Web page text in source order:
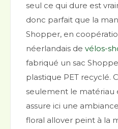
seul ce qui dure est
donc parfait que la
Shopper, en
néerlandais de vélos-
fabriqué un sac
plastique PET recyclé.
seulement le matériau
assure ici une
floral allover peint à la